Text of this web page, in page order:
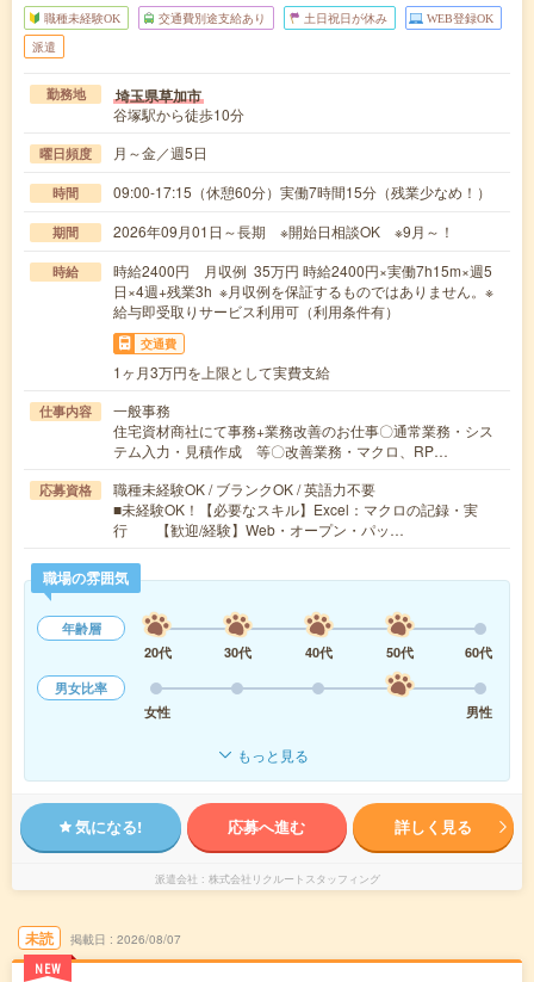
職種未経験OK 交通費別途支給あり 土日祝日が休み WEB登録OK
派遣
勤務地 埼玉県草加市
谷塚駅から徒歩10分
曜日頻度 月～金／週5日
時間 09:00-17:15（休憩60分）実働7時間15分（残業少なめ！）
期間 2026年09月01日～長期 ※開始日相談OK ※9月～！
時給
時給2400円 月収例 35万円 時給2400円×実働7h15m×週5
日×4週+残業3h ※月収例を保証するものではありません。※
給与即受取りサービス利用可（利用条件有）
交通費
1ヶ月3万円を上限として実費支給
仕事内容
一般事務
住宅資材商社にて事務+業務改善のお仕事〇通常業務・シス
テム入力・見積作成 等〇改善業務・マクロ、RP…
応募資格
職種未経験OK / ブランクOK / 英語力不要
■未経験OK！【必要なスキル】Excel：マクロの記録・実
行 【歓迎/経験】Web・オープン・パッ…
職場の雰囲気
年齢層
20代
30代 40代 50代
60代
男女比率
女性
男性
もっと見る
気になる! 応募へ進む 詳しく見る
派遣会社 株式会社リクルートスタッフィング
未読
NEW
掲載日 2026/08/07